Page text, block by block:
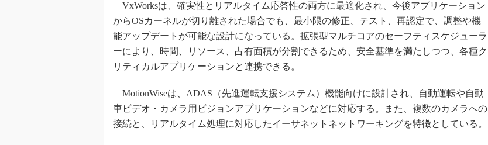
イノベーション
メイドインジャパン
海外生産
グローバル設計・開発
VxWorksは、確実性とリアルタイム応答性の両方に最適化され、今後アプリケーション
からOSカーネルが切り離された場合でも、最小限の修正、テスト、再認定で、調整や機
能アップデートが可能な設計になっている。拡張型マルチコアのセーフティスケジューラ
ーにより、時間、リソース、占有面積が分割できるため、安全基準を満たしつつ、各種ク
リティカルアプリケーションと連携できる。
MotionWiseは、ADAS（先進運転支援システム）機能向けに設計され、自動運転や自動
車ビデオ・カメラ用ビジョンアプリケーションなどに対応する。また、複数のカメラへの
接続と、リアルタイム処理に対応したイーサネットネットワーキングを特徴としている。